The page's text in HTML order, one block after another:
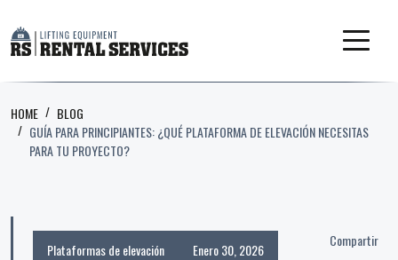
HOME
BLOG
GUÍA PARA PRINCIPIANTES: ¿QUÉ PLATAFORMA DE ELEVACIÓN NECESITAS
PARA TU PROYECTO?
Plataformas de elevación Enero 30, 2026
Compartir